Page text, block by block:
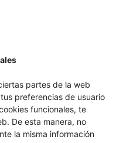
partes de la web
preferencias de usuario
funcionales, te
De esta manera, no
la misma información